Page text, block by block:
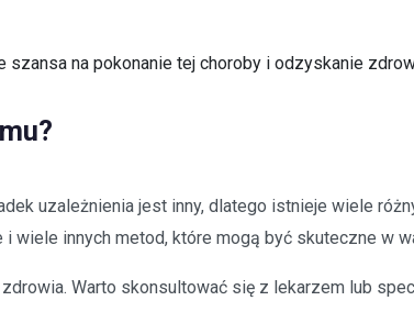
na pokonanie tej choroby i odzyskanie
uzależnienia jest inny, dlatego istnieje wiele
innych metod, które mogą być skuteczne w
Warto skonsultować się z lekarzem lub